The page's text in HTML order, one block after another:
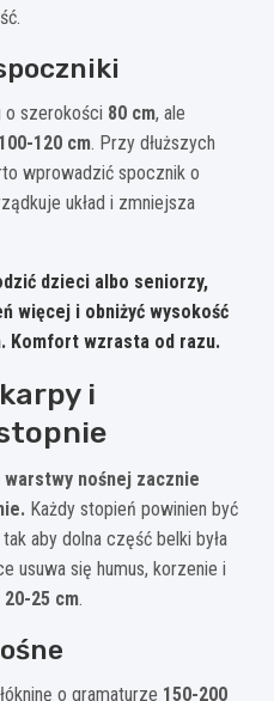
o szerokości 80 cm, ale
100-120 cm. Przy dłuższych
wprowadzić spocznik o
układ i zmniejsza
dzieci albo seniorzy,
więcej i obniżyć wysokość
. Komfort wzrasta od razu.
i
warstwy nośnej zacznie
Każdy stopień powinien być
aby dolna część belki była
usuwa się humus, korzenie i
20-25 cm.
o gramaturze 150-200